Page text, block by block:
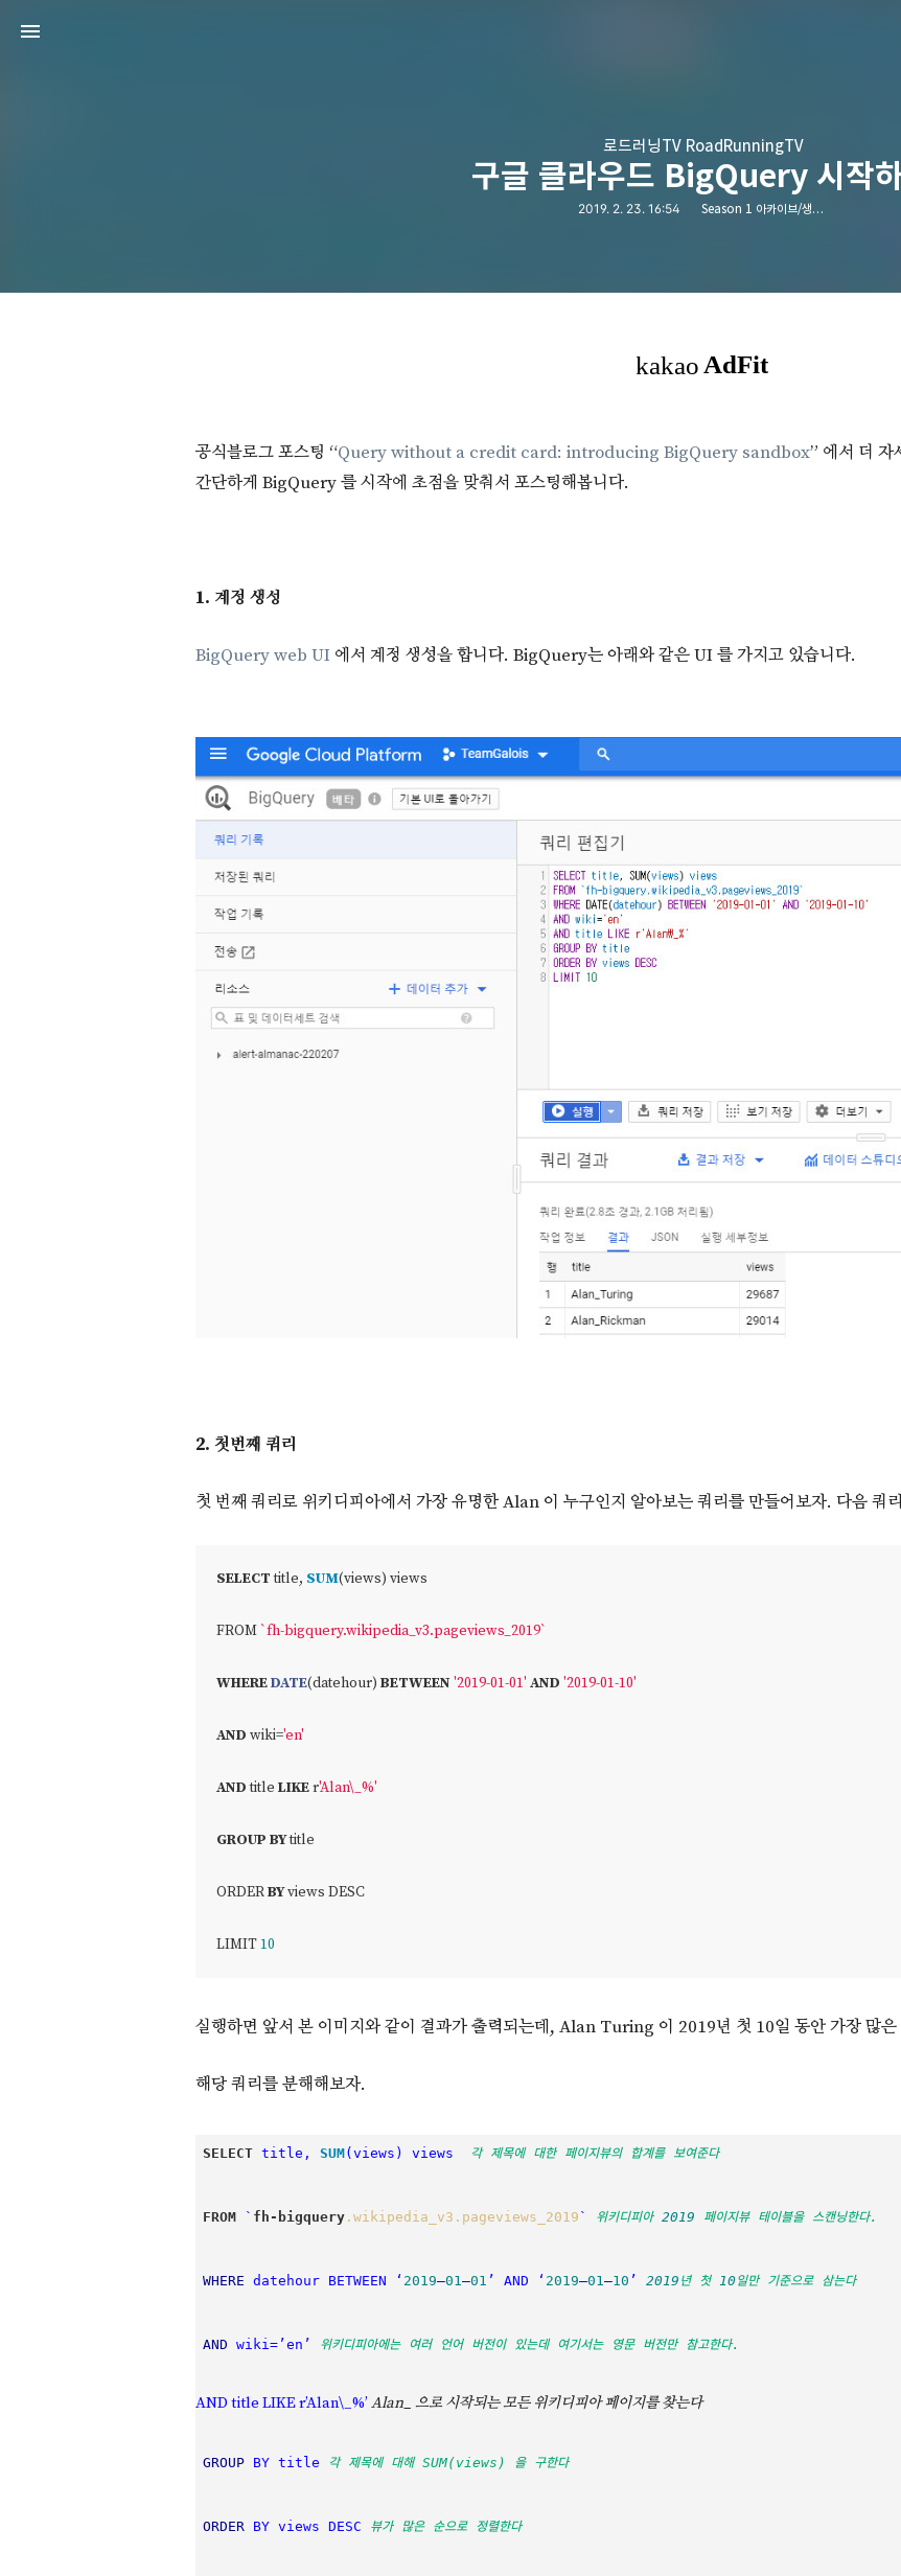
로드러닝TV RoadRunningTV
구글 클라우드 BigQuery 시작
2019. 2. 23. 16:54 Season 1 아카이브/생활정보
공식블로그 포스팅 “Query without a credit card: introducing BigQuery sandbox” 에서 더 자
간단하게 BigQuery 를 시작에 초점을 맞춰서 포스팅해봅니다.
1. 계정 생성
BigQuery web UI 에서 계정 생성을 합니다. BigQuery는 아래와 같은 UI 를 가지고 있습니다.
2. 첫번째 쿼리
첫 번째 쿼리로 위키디피아에서 가장 유명한 Alan 이 누구인지 알아보는 쿼리를 만들어보자. 다음
SELECT title, SUM(views) views
FROM `fh-bigquery.wikipedia_v3.pageviews_2019`
WHEREDATE(datehour) BETWEEN '2019-01-01' AND '2019-01-10'
AND wiki='en'
AND title LIKE r'Alan\_%'
GROUP BY title
ORDER BY views DESC
LIMIT 10
실행하면 앞서 본 이미지와 같이 결과가 출력되는데, Alan Turing 이 2019년 첫 10일 동안 가장 많은
해당 쿼리를 분해해보자.
SELECT title, SUM(views) views 각 제목에 대한 페이지뷰의 합계를 보여준다
FROM ` fh-bigquery.wikipedia_v3 .pageviews_2019 ` 위키디피아 2019 페이지뷰 테이블을 스캔닝한다.
WHERE datehour BETWEEN ‘ 2019–01 –01 ’ AND ‘ 2019–01 –10 ’ 2019 년 첫 10일만 기준으로 삼는다
AND wiki=’en’ 위키디피아에는 여러 언어 버전이 있는데 여기서는 영문 버전만 참고한다.
AND title LIKE r’Alan\_%’ Alan_ 으로 시작되는 모든 위키디피아 페이지를 찾는다
GROUP BY title 각 제목에 대해 SUM(views) 을 구한다
ORDER BY views DESC 뷰가 많은 순으로 정렬한다